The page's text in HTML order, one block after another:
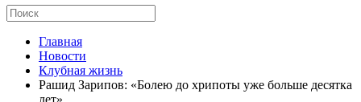
Главная
Новости
Клубная жизнь
Рашид Зарипов: «Болею до хрипоты уже больше десятка
лет»